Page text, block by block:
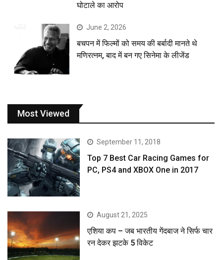
घोटाले का आरोप
June 2, 2026
बचपन में फिल्मों को समय की बर्बादी मानते थे
मणिरत्नम, बाद में बन गए सिनेमा के लीजेंड
Most Viewed
September 11, 2018
Top 7 Best Car Racing Games for
PC, PS4 and XBOX One in 2017
August 21, 2025
एशिया कप – जब भारतीय गेंदबाज ने सिर्फ चार
रन देकर झटके 5 विकेट